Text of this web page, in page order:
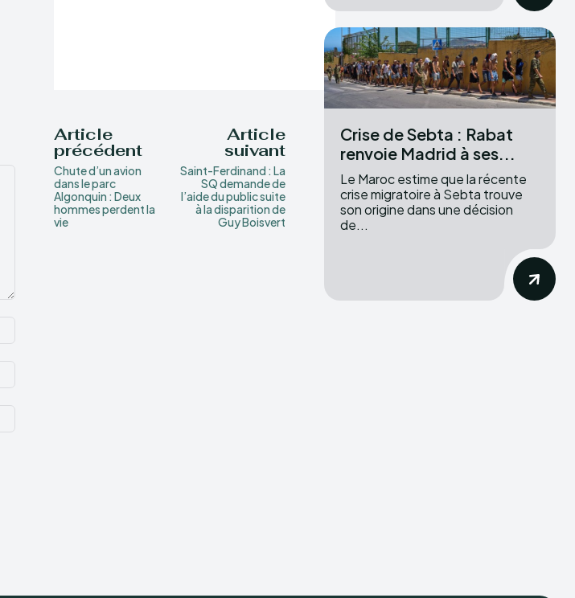
:*
:*
:
Article
précédent
Chute d’un avion
dans le parc
Algonquin : Deux
hommes perdent la
vie
Article
suivant
Saint-Ferdinand : La
SQ demande de
l’aide du public suite
à la disparition de
Guy Boisvert
Crise de Sebta : Rabat
renvoie Madrid à ses...
Le Maroc estime que la récente
crise migratoire à Sebta trouve
son origine dans une décision
de...